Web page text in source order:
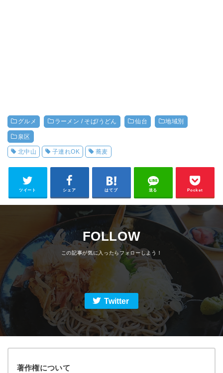
グルメ ラーメン / そば/うどん 仙台 地域別
泉区
北中山 子連れOK 蕎麦
ツイート シェア はてブ 送る Pocket
FOLLOW
Twitter
著作権について